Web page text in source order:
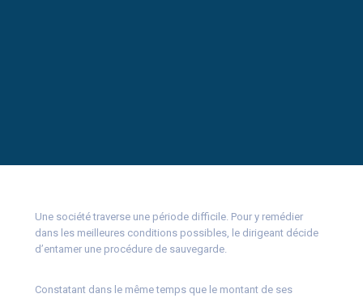
Une société traverse une période difficile. Pour y remédier
dans les meilleures conditions possibles, le dirigeant décide
d’entamer une procédure de sauvegarde.
Constatant dans le même temps que le montant de ses